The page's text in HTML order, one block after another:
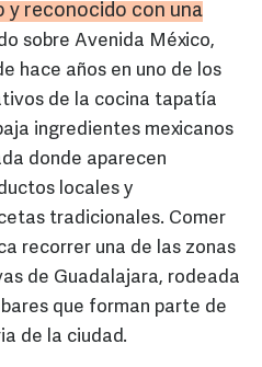
y reconocido con una
sobre Avenida México,
hace años en uno de los
de la cocina tapatía
ingredientes mexicanos
donde aparecen
locales y
tradicionales. Comer
recorrer una de las zonas
de Guadalajara, rodeada
que forman parte de
de la ciudad.